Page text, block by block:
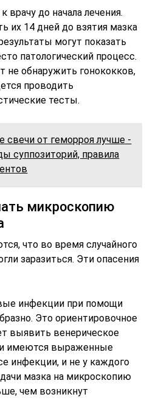
врачу до начала лечения.
их 14 дней до взятия мазка
могут показать
патологический процесс.
не обнаружить гонококков,
проводить
тесты.
свечи от геморроя лучше -
суппозиторий, правила
микроскопию
что во время случайного
заразиться. Эти опасения
инфекции при помощи
Это ориентировочное
выявить венерическое
имеются выраженные
инфекции, и не у каждого
мазка на микроскопию
чем возникнут